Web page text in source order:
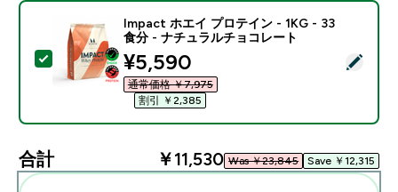
この商品を選択 - Impact ホエイ プロテイン - 1KG -
Impact ホエイ プロテイン - 1KG - 33
食分 - ナチュラルチョコレート
discounted price
¥5,590‎
通常価格 ￥7,975‎
割引 ￥2,385‎
合計 ￥11,530‎ Was ￥23,845‎ Save ￥12,315‎